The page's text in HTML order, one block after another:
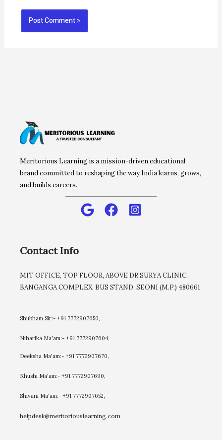
Meritorious Learning is a mission-driven educational
brand committed to reshaping the way India learns, grows,
and builds careers.
Contact Info
MIT OFFICE, TOP FLOOR, ABOVE DR SURYA CLINIC,
BANGANGA COMPLEX, BUS STAND, SEONI (M.P.) 480661
Shubham Sir:- +91 7772907650,
Niharika Ma'am:- +91 7772907604,
​Deeksha Ma'am:- +91 7772907670,
Khushi Ma'am:- +91 7772907690,
Shivani Ma'am:- +91 7772907652,
helpdesk@meritoriouslearning.com